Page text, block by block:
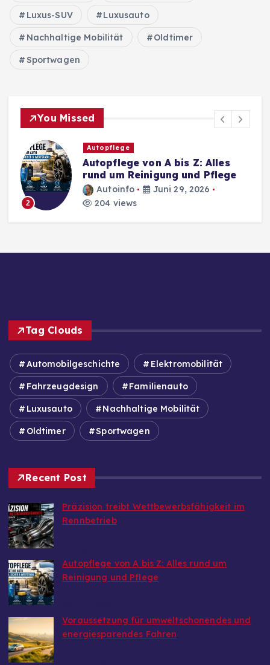
Luxus-SUV Luxusauto
Nachhaltige Mobilität Oldtimer
Sportwagen
You Missed
2
Autopflege
Autopflege von A bis Z: Alles
rund um Reinigung und Pflege
Autoinfo
Juni 29, 2026
204 views
Tag Clouds
Automobilgeschichte Elektromobilität
Fahrzeugdesign Familienauto
Luxusauto Nachhaltige Mobilität
Oldtimer Sportwagen
Recent Post
Präzision treibt Wettbewerbsfähigkeit im
Rennbetrieb
Autopflege von A bis Z: Alles rund um
Reinigung und Pflege
Voraussetzung für umweltschonendes und
energiesparendes Fahren